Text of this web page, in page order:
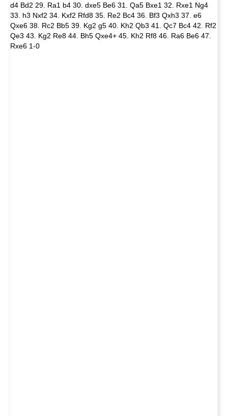
d4 Bd2 29. Ra1 b4 30. dxe5 Be6 31. Qa5 Bxe1 32. Rxe1 Ng4
33. h3 Nxf2 34. Kxf2 Rfd8 35. Re2 Bc4 36. Bf3 Qxh3 37. e6
Qxe6 38. Rc2 Bb5 39. Kg2 g5 40. Kh2 Qb3 41. Qc7 Bc4 42. Rf2
Qe3 43. Kg2 Re8 44. Bh5 Qxe4+ 45. Kh2 Rf8 46. Ra6 Be6 47.
Rxe6 1-0